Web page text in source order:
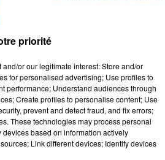
priorité
or our legitimate interest: Store and/or
for personalised advertising; Use profiles to
performance; Understand audiences through
Create profiles to personalise content; Use
prevent and detect fraud, and fix errors;
These technologies may process personal
based on information actively
Link different devices; Identify devices